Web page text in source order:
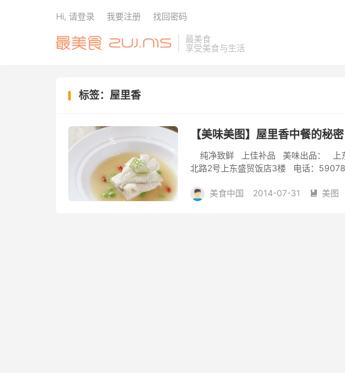
最美食
享受美食与生活
Hi, 请登录 我要注册 找回密码
标签：屋里香
【美味美图】屋里香中餐的秘密
纯净致鲜 上佳补品 美味出品： 上
北路2号上东盛贸饭店3楼 电话：
美食中国 2014-07-31  美图